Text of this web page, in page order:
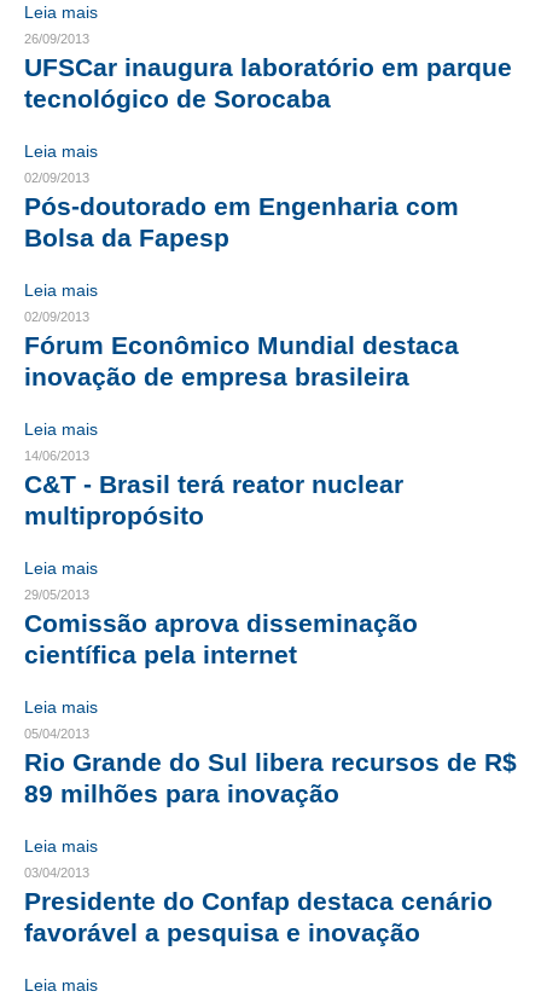
FGTS EXPURGOS
FGTS CORREÇÃO
LEGISLAÇÃO
LEI 4.950-A/1966 – PISO SALARIAL
LEI 5.194/1966 – REGULAMENTAÇÃO DA PROFISSÃO
HOMOLOGAÇÕES
FIQUE POR DENTRO
OPORTUNIDADES
EMPREGO E ESTÁGIO
CARREIRA
AUTÔNOMOS E SERVIÇOS
NEWSLETTER
GUIA DAS ENGENHARIAS
CONTATO
CURSOS
ENGENHEIRO EMPREENDEDOR
Leia mais
26/09/2013
UFSCar inaugura laboratório em parque
tecnológico de Sorocaba
Leia mais
02/09/2013
Pós-doutorado em Engenharia com
Bolsa da Fapesp
Leia mais
02/09/2013
Fórum Econômico Mundial destaca
inovação de empresa brasileira
Leia mais
14/06/2013
C&T - Brasil terá reator nuclear
multipropósito
Leia mais
29/05/2013
Comissão aprova disseminação
científica pela internet
Leia mais
05/04/2013
Rio Grande do Sul libera recursos de R$
89 milhões para inovação
Leia mais
03/04/2013
Presidente do Confap destaca cenário
favorável a pesquisa e inovação
Leia mais